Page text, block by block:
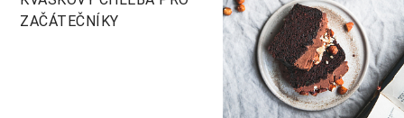
ZAČÁTEČNÍKY